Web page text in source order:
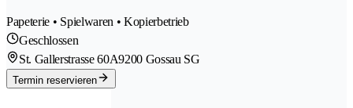
Papeterie • Spielwaren • Kopierbetrieb
Geschlossen
St. Gallerstrasse 60A9200 Gossau SG
Termin reservieren